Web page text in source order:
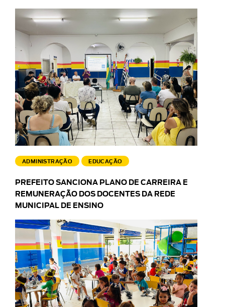
ADMINISTRAÇÃO EDUCAÇÃO
PREFEITO SANCIONA PLANO DE CARREIRA E
REMUNERAÇÃO DOS DOCENTES DA REDE
MUNICIPAL DE ENSINO